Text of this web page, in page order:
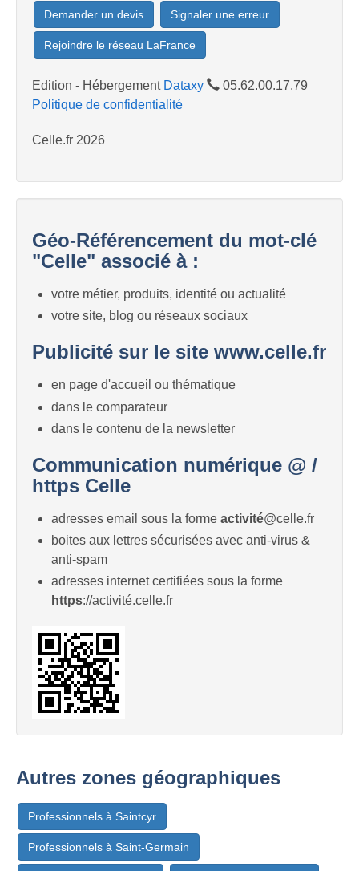
Demander un devis Signaler une erreur
Rejoindre le réseau LaFrance
Edition - Hébergement Dataxy
05.62.00.17.79
Politique de confidentialité
Celle.fr 2026
Géo-Référencement du mot-clé
"Celle" associé à :
votre métier, produits, identité ou actualité
votre site, blog ou réseaux sociaux
Publicité sur le site www.celle.fr
en page d'accueil ou thématique
dans le comparateur
dans le contenu de la newsletter
Communication numérique @ /
https Celle
adresses email sous la forme activité@celle.fr
boites aux lettres sécurisées avec anti-virus &
anti-spam
adresses internet certifiées sous la forme
https://activité.celle.fr
Autres zones géographiques
Professionnels à Saintcyr
Professionnels à Saint-Germain